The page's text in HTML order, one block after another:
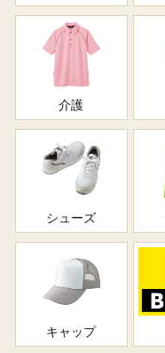
介護
シューズ
キャップ